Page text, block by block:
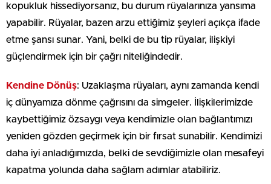
kopukluk hissediyorsanız, bu durum rüyalarınıza yansıma
yapabilir. Rüyalar, bazen arzu ettiğimiz şeyleri açıkça ifade
etme şansı sunar. Yani, belki de bu tip rüyalar, ilişkiyi
güçlendirmek için bir çağrı niteliğindedir.
Kendine Dönüş: Uzaklaşma rüyaları, aynı zamanda kendi
iç dünyamıza dönme çağrısını da simgeler. İlişkilerimizde
kaybettiğimiz özsaygı veya kendimizle olan bağlantımızı
yeniden gözden geçirmek için bir fırsat sunabilir. Kendimizi
daha iyi anladığımızda, belki de sevdiğimizle olan mesafeyi
kapatma yolunda daha sağlam adımlar atabiliriz.